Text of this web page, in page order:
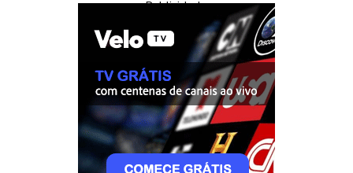
do Mundo
— Publicidade —